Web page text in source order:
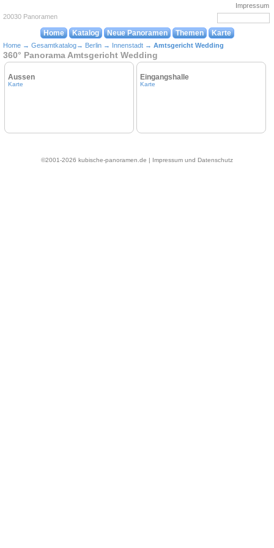
Impressum
20030 Panoramen
Home Katalog Neue Panoramen Themen Karte
Home → Gesamtkatalog→ Berlin → Innenstadt → Amtsgericht Wedding
360° Panorama Amtsgericht Wedding
Aussen
Karte
Eingangshalle
Karte
©2001-2026 kubische-panoramen.de | Impressum und Datenschutz